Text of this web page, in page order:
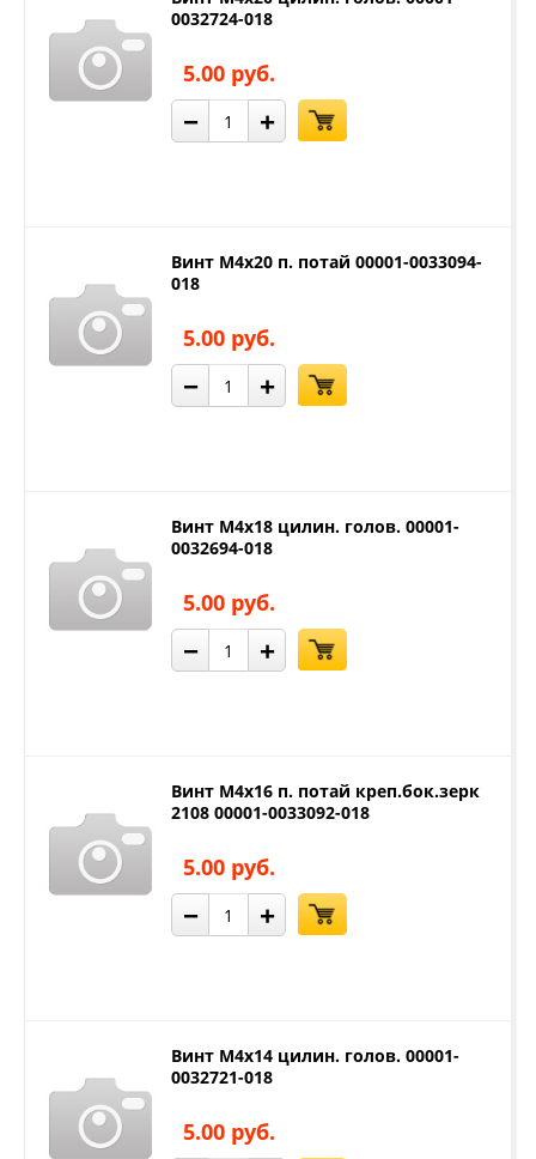
0032724-018
5.00 руб.
− +
Винт М4х20 п. потай 00001-0033094-
018
5.00 руб.
− +
Винт М4х18 цилин. голов. 00001-
0032694-018
5.00 руб.
− +
Винт М4х16 п. потай креп.бок.зерк
2108 00001-0033092-018
5.00 руб.
− +
Винт М4х14 цилин. голов. 00001-
0032721-018
5.00 руб.